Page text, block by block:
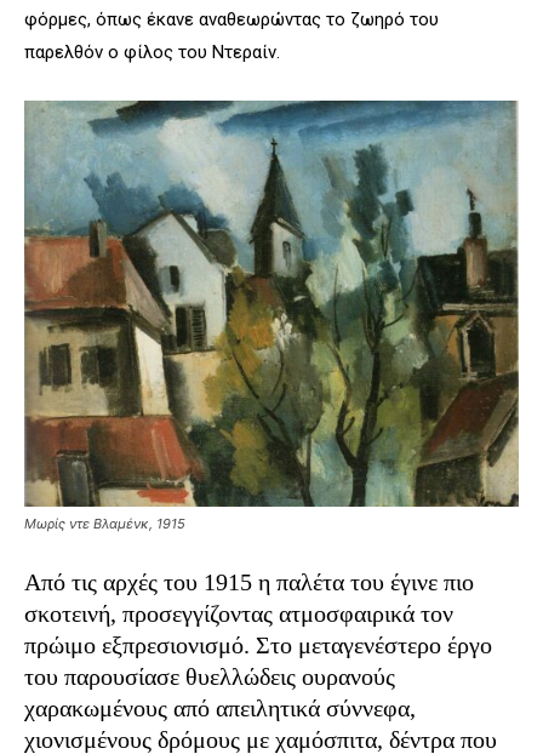
φόρμες, όπως έκανε αναθεωρώντας το ζωηρό του
παρελθόν ο φίλος του Ντεραίν.
Μωρίς ντε Βλαμένκ, 1915
Από τις αρχές του 1915 η παλέτα του έγινε πιο
σκοτεινή, προσεγγίζοντας ατμοσφαιρικά τον
πρώιμο εξπρεσιονισμό. Στο μεταγενέστερο έργο
του παρουσίασε θυελλώδεις ουρανούς
χαρακωμένους από απειλητικά σύννεφα,
χιονισμένους δρόμους με χαμόσπιτα, δέντρα που